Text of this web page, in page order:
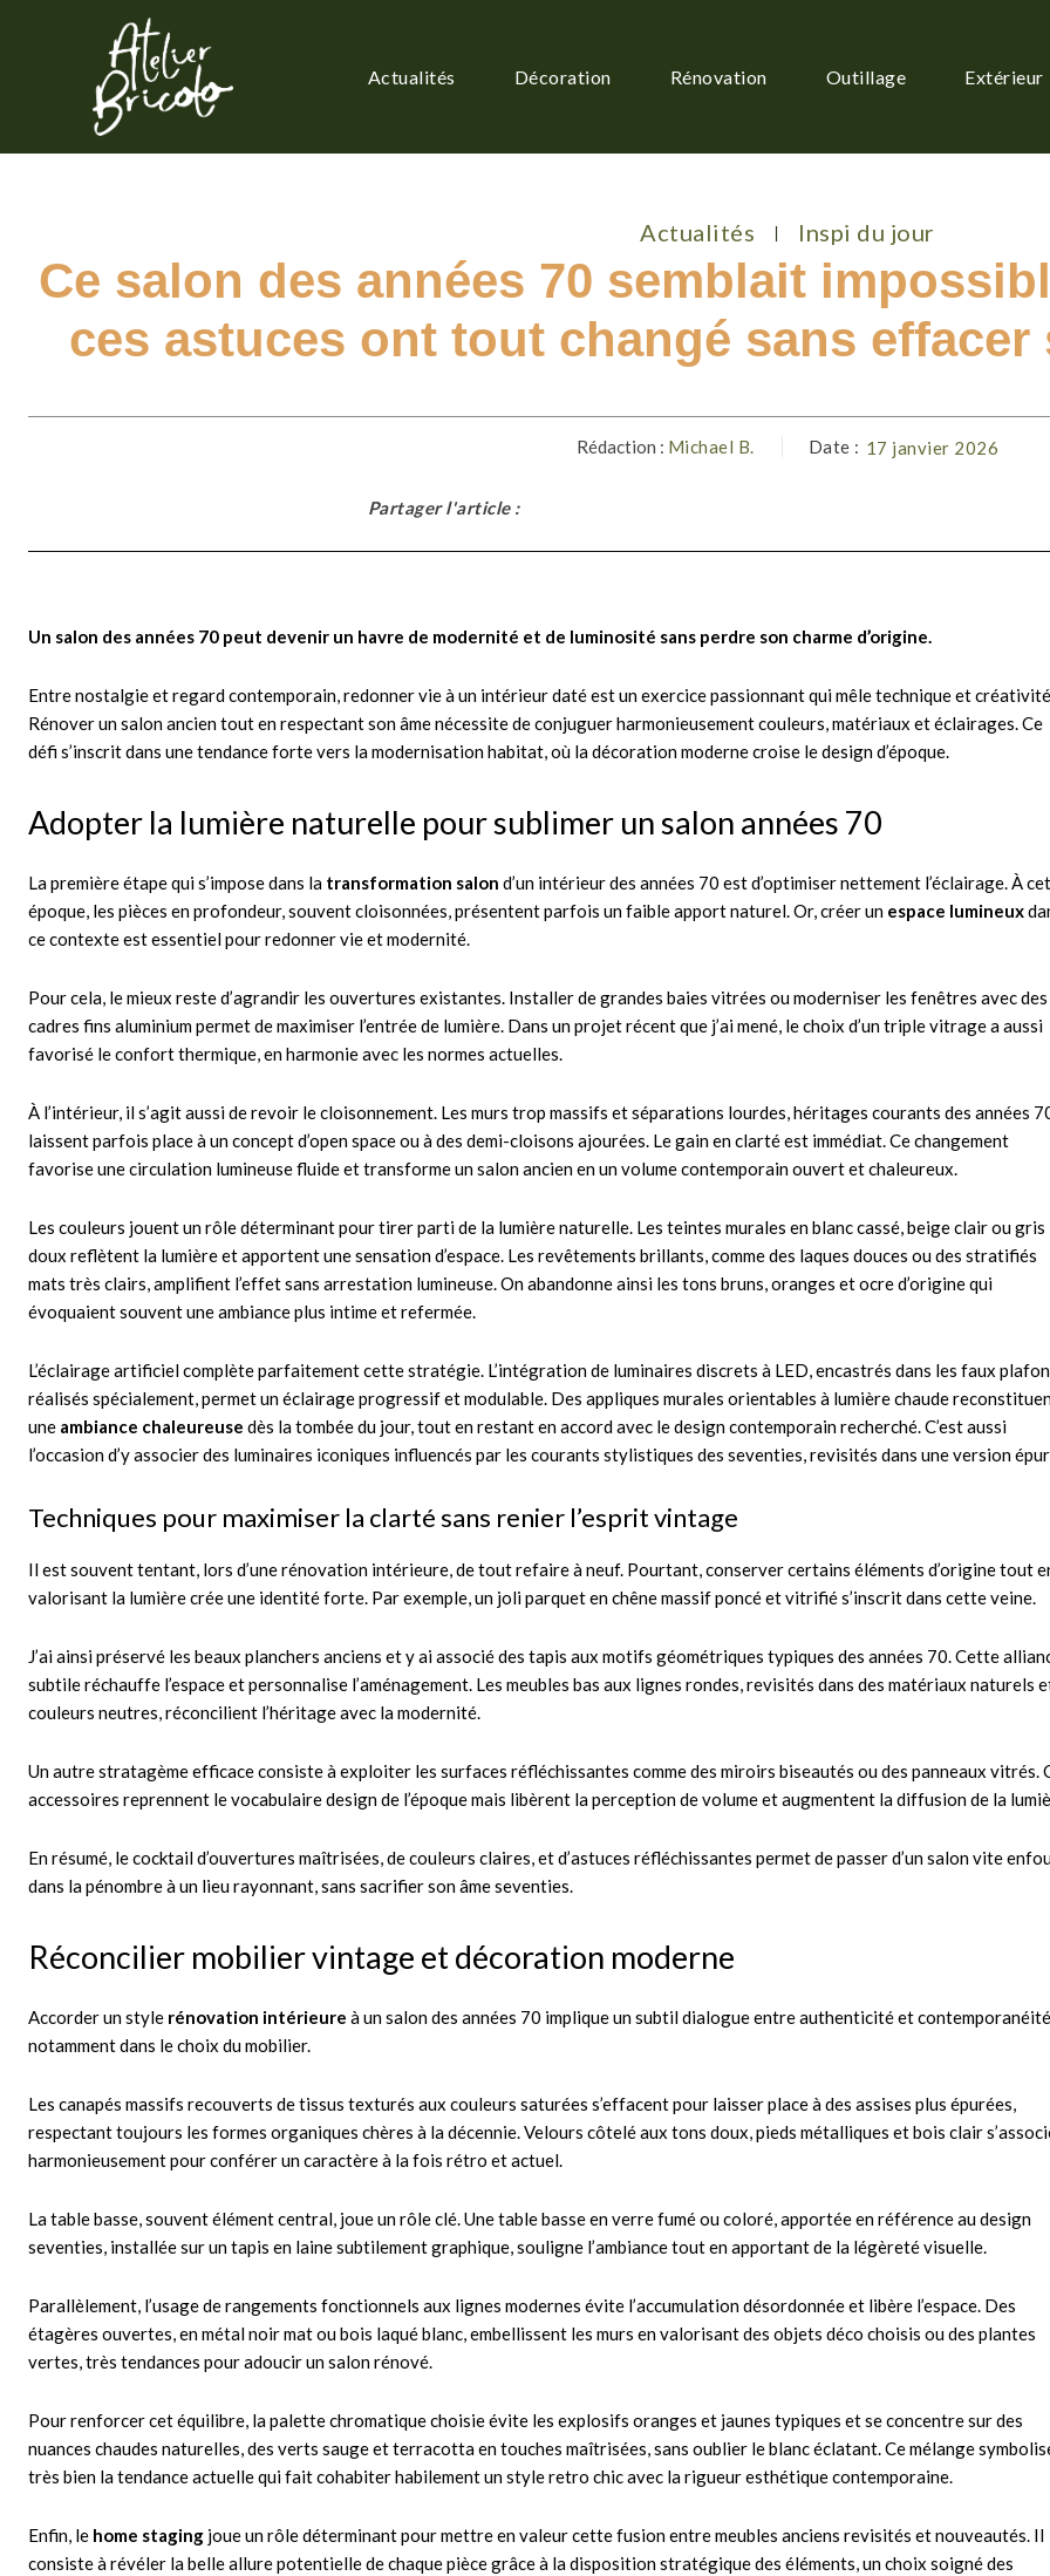
Actualités Décoration Rénovation Outillage Extérieur
Actualités Inspi du jour
Ce salon des années 70 semblait
ces astuces ont tout changé sans
Rédaction : Michael B. Date : 17 janvier 2026
Partager l'article :
Un salon des années 70 peut devenir un havre de modernité et de luminosité sans perdre son charme d’origine.
Entre nostalgie et regard contemporain, redonner vie à un intérieur daté est un exercice passionnant qui mêle technique et
Rénover un salon ancien tout en respectant son âme nécessite de conjuguer harmonieusement couleurs, matériaux et éclairages. Ce
défi s’inscrit dans une tendance forte vers la modernisation habitat, où la décoration moderne croise le design d’époque.
Adopter la lumière naturelle pour sublimer un salon années 70
La première étape qui s’impose dans la transformation salon d’un intérieur des années 70 est d’optimiser nettement l’éclairage. À
époque, les pièces en profondeur, souvent cloisonnées, présentent parfois un faible apport naturel. Or, créer un espace lumineux
ce contexte est essentiel pour redonner vie et modernité.
Pour cela, le mieux reste d’agrandir les ouvertures existantes. Installer de grandes baies vitrées ou moderniser les fenêtres avec des
cadres fins aluminium permet de maximiser l’entrée de lumière. Dans un projet récent que j’ai mené, le choix d’un triple vitrage a aussi
favorisé le confort thermique, en harmonie avec les normes actuelles.
À l’intérieur, il s’agit aussi de revoir le cloisonnement. Les murs trop massifs et séparations lourdes, héritages courants des années
laissent parfois place à un concept d’open space ou à des demi-cloisons ajourées. Le gain en clarté est immédiat. Ce changement
favorise une circulation lumineuse fluide et transforme un salon ancien en un volume contemporain ouvert et chaleureux.
Les couleurs jouent un rôle déterminant pour tirer parti de la lumière naturelle. Les teintes murales en blanc cassé, beige clair ou gris
doux reflètent la lumière et apportent une sensation d’espace. Les revêtements brillants, comme des laques douces ou des stratifiés
mats très clairs, amplifient l’effet sans arrestation lumineuse. On abandonne ainsi les tons bruns, oranges et ocre d’origine qui
évoquaient souvent une ambiance plus intime et refermée.
L’éclairage artificiel complète parfaitement cette stratégie. L’intégration de luminaires discrets à LED, encastrés dans les faux
réalisés spécialement, permet un éclairage progressif et modulable. Des appliques murales orientables à lumière chaude
une ambiance chaleureuse dès la tombée du jour, tout en restant en accord avec le design contemporain recherché. C’est aussi
l’occasion d’y associer des luminaires iconiques influencés par les courants stylistiques des seventies, revisités dans une version
Techniques pour maximiser la clarté sans renier l’esprit vintage
Il est souvent tentant, lors d’une rénovation intérieure, de tout refaire à neuf. Pourtant, conserver certains éléments d’origine tout
valorisant la lumière crée une identité forte. Par exemple, un joli parquet en chêne massif poncé et vitrifié s’inscrit dans cette veine.
J’ai ainsi préservé les beaux planchers anciens et y ai associé des tapis aux motifs géométriques typiques des années 70. Cette
subtile réchauffe l’espace et personnalise l’aménagement. Les meubles bas aux lignes rondes, revisités dans des matériaux naturels
couleurs neutres, réconcilient l’héritage avec la modernité.
Un autre stratagème efficace consiste à exploiter les surfaces réfléchissantes comme des miroirs biseautés ou des panneaux vitrés.
accessoires reprennent le vocabulaire design de l’époque mais libèrent la perception de volume et augmentent la diffusion de la
En résumé, le cocktail d’ouvertures maîtrisées, de couleurs claires, et d’astuces réfléchissantes permet de passer d’un salon vite
dans la pénombre à un lieu rayonnant, sans sacrifier son âme seventies.
Réconcilier mobilier vintage et décoration moderne
Accorder un style rénovation intérieure à un salon des années 70 implique un subtil dialogue entre authenticité et
notamment dans le choix du mobilier.
Les canapés massifs recouverts de tissus texturés aux couleurs saturées s’effacent pour laisser place à des assises plus épurées,
respectant toujours les formes organiques chères à la décennie. Velours côtelé aux tons doux, pieds métalliques et bois clair
harmonieusement pour conférer un caractère à la fois rétro et actuel.
La table basse, souvent élément central, joue un rôle clé. Une table basse en verre fumé ou coloré, apportée en référence au design
seventies, installée sur un tapis en laine subtilement graphique, souligne l’ambiance tout en apportant de la légèreté visuelle.
Parallèlement, l’usage de rangements fonctionnels aux lignes modernes évite l’accumulation désordonnée et libère l’espace. Des
étagères ouvertes, en métal noir mat ou bois laqué blanc, embellissent les murs en valorisant des objets déco choisis ou des plantes
vertes, très tendances pour adoucir un salon rénové.
Pour renforcer cet équilibre, la palette chromatique choisie évite les explosifs oranges et jaunes typiques et se concentre sur des
nuances chaudes naturelles, des verts sauge et terracotta en touches maîtrisées, sans oublier le blanc éclatant. Ce mélange
très bien la tendance actuelle qui fait cohabiter habilement un style retro chic avec la rigueur esthétique contemporaine.
Enfin, le home staging joue un rôle déterminant pour mettre en valeur cette fusion entre meubles anciens revisités et nouveautés. Il
consiste à révéler la belle allure potentielle de chaque pièce grâce à la disposition stratégique des éléments, un choix soigné des